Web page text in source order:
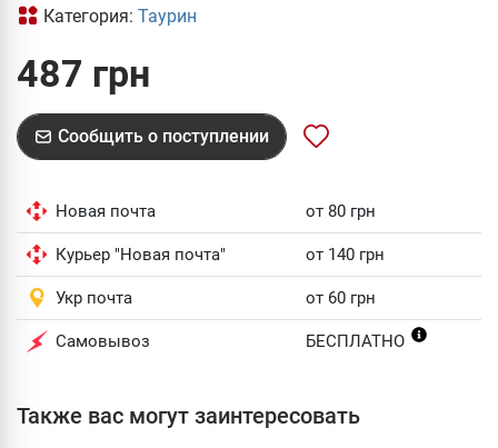
Категория: Таурин
487 грн
Сообщить о поступлении
Новая почта от 80 грн
Курьер "Новая почта" от 140 грн
Укр почта от 60 грн
Самовывоз БЕСПЛАТНО
Также вас могут заинтересовать